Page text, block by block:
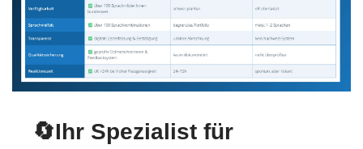
🔄Ihr Spezialist für